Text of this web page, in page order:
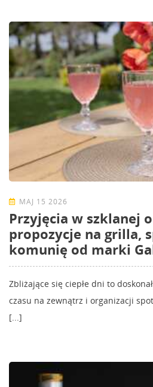
MAJ 15 2026
Przyjęcia w szklanej
propozycje na grilla,
komunię od marki
Zbliżające się ciepłe dni to
czasu na zewnątrz i organizacji
[...]